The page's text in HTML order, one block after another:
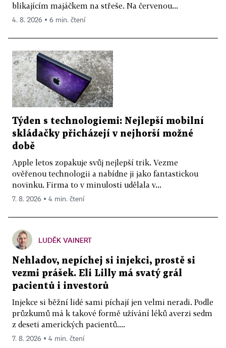
blikajícím majáčkem na střeše. Na červenou...
4. 8. 2026 ▪ 6 min. čtení
Týden s technologiemi: Nejlepší mobilní
skládačky přicházejí v nejhorší možné
době
Apple letos zopakuje svůj nejlepší trik. Vezme
ověřenou technologii a nabídne ji jako fantastickou
novinku. Firma to v minulosti udělala v...
7. 8. 2026 ▪ 4 min. čtení
LUDĚK VAINERT
Nehladov, nepíchej si injekci, prostě si
vezmi prášek. Eli Lilly má svatý grál
pacientů i investorů
Injekce si běžní lidé sami píchají jen velmi neradi. Podle
průzkumů má k takové formě užívání léků averzi sedm
z deseti amerických pacientů....
7. 8. 2026 ▪ 4 min. čtení